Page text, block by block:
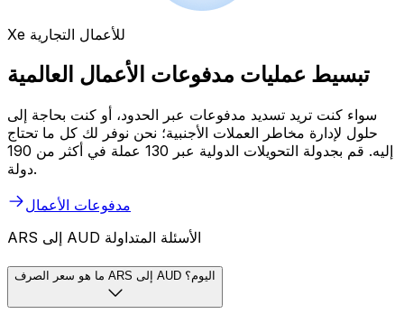
Xe للأعمال التجارية
تبسيط عمليات مدفوعات الأعمال العالمية
سواء كنت تريد تسديد مدفوعات عبر الحدود، أو كنت بحاجة إلى
حلول لإدارة مخاطر العملات الأجنبية؛ نحن نوفر لك كل ما تحتاج
إليه. قم بجدولة التحويلات الدولية عبر 130 عملة في أكثر من 190
دولة.
مدفوعات الأعمال
ARS إلى AUD الأسئلة المتداولة
ما هو سعر الصرف ARS إلى AUD اليوم؟